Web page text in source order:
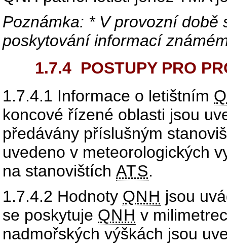
Poznámka: * V provozní době
poskytování informací
1.7.4POSTUPY PRO
1.7.4.1 Informace o letištním
koncové řízené oblasti jsou
předávány příslušným
uvedeno v meteorologických
na stanovištích ATS.
1.7.4.2 Hodnoty QNH jsou
se poskytuje QNH v
nadmořských výškách jsou